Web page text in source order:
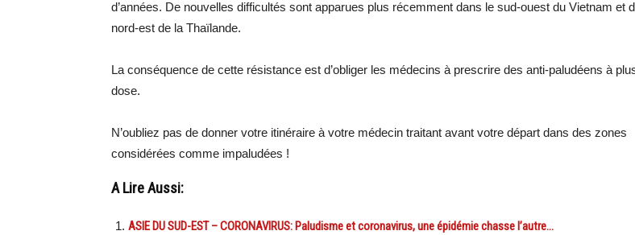
d’années. De nouvelles difficultés sont apparues plus récemment dans le sud-ouest du Vietnam et
nord-est de la Thaïlande.
La conséquence de cette résistance est d’obliger les médecins à prescrire des anti-paludéens à
dose.
N’oubliez pas de donner votre itinéraire à votre médecin traitant avant votre départ dans des zones
considérées comme impaludées !
A Lire Aussi:
ASIE DU SUD-EST – CORONAVIRUS: Paludisme et coronavirus, une épidémie chasse l’autre…